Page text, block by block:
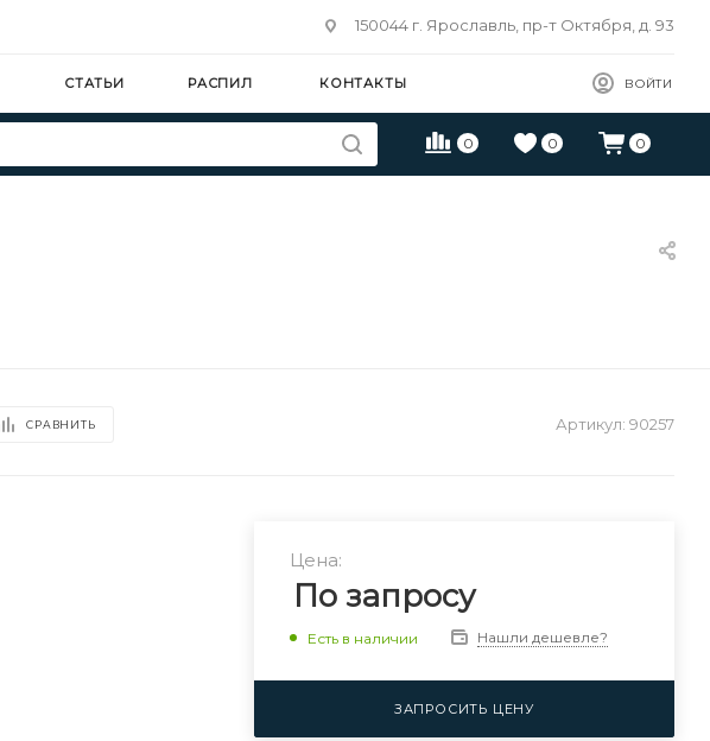
150044 г. Ярославль, пр-т Октября, д. 93
ВОЙТИ
СТАТЬИ РАСПИЛ КОНТАКТЫ
0 0 0
СРАВНИТЬ Артикул: 90257
Цена:
По запросу
Есть в наличии Нашли дешевле?
ЗАПРОСИТЬ ЦЕНУ